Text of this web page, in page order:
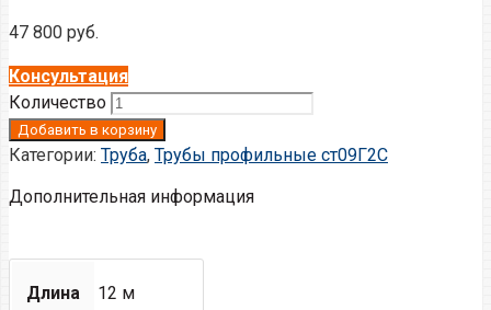
47 800 руб.
Консультация
Количество
Добавить в корзину
Категории: Труба, Трубы профильные ст09Г2С
Дополнительная информация
Длина 12 м